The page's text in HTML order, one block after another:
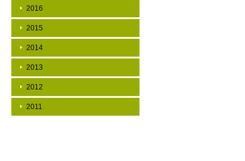
2016
2015
2014
2013
2012
2011